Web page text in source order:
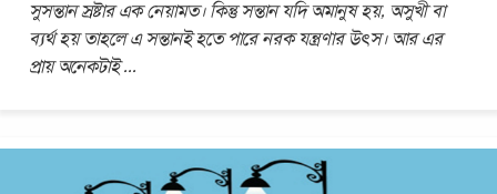
সুসন্তান স্রষ্টার এক নেয়ামত। কিন্তু সন্তান যদি অমানুষ হয়, অসুখী বা
ব্যর্থ হয় তাহলে এ সন্তানই হতে পারে নরক যন্ত্রণার উৎস। আর এর
প্রায় অনেকটাই...